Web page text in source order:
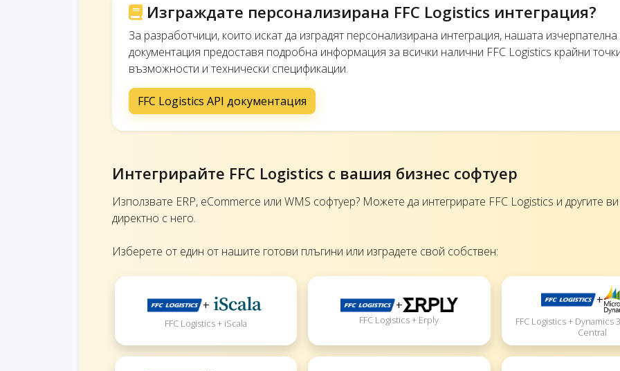
Изграждате персонализирана FFC Logistics интеграция?
За разработчици, които искат да изградят персонализирана интеграция, нашата изчерпателна
документация предоставя подробна информация за всички налични FFC Logistics крайни
възможности и технически спецификации.
FFC Logistics API документация
Интегрирайте FFC Logistics с вашия бизнес софтуер
Използвате ERP, eCommerce или WMS софтуер? Можете да интегрирате FFC Logistics и другите
директно с него.
Изберете от един от нашите готови плъгини или изградете свой собствен:
+
FFC Logistics + iScala
+
FFC Logistics + Erply
+
FFC Logistics + Dynamics
Central